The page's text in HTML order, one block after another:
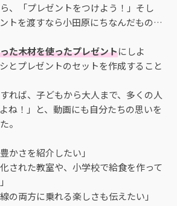
、「プレゼントをつけよう！」そし
トを渡すなら小田原にちなんだもの…
た木材を使ったプレゼントにしよ
とプレゼントのセットを作成すること
れば、子どもから大人まで、多くの人
ね！」と、動画にも自分たちの思いを
。
かさを紹介したい」
された教室や、小学校で給食を作って
の両方に乗れる楽しさも伝えたい」